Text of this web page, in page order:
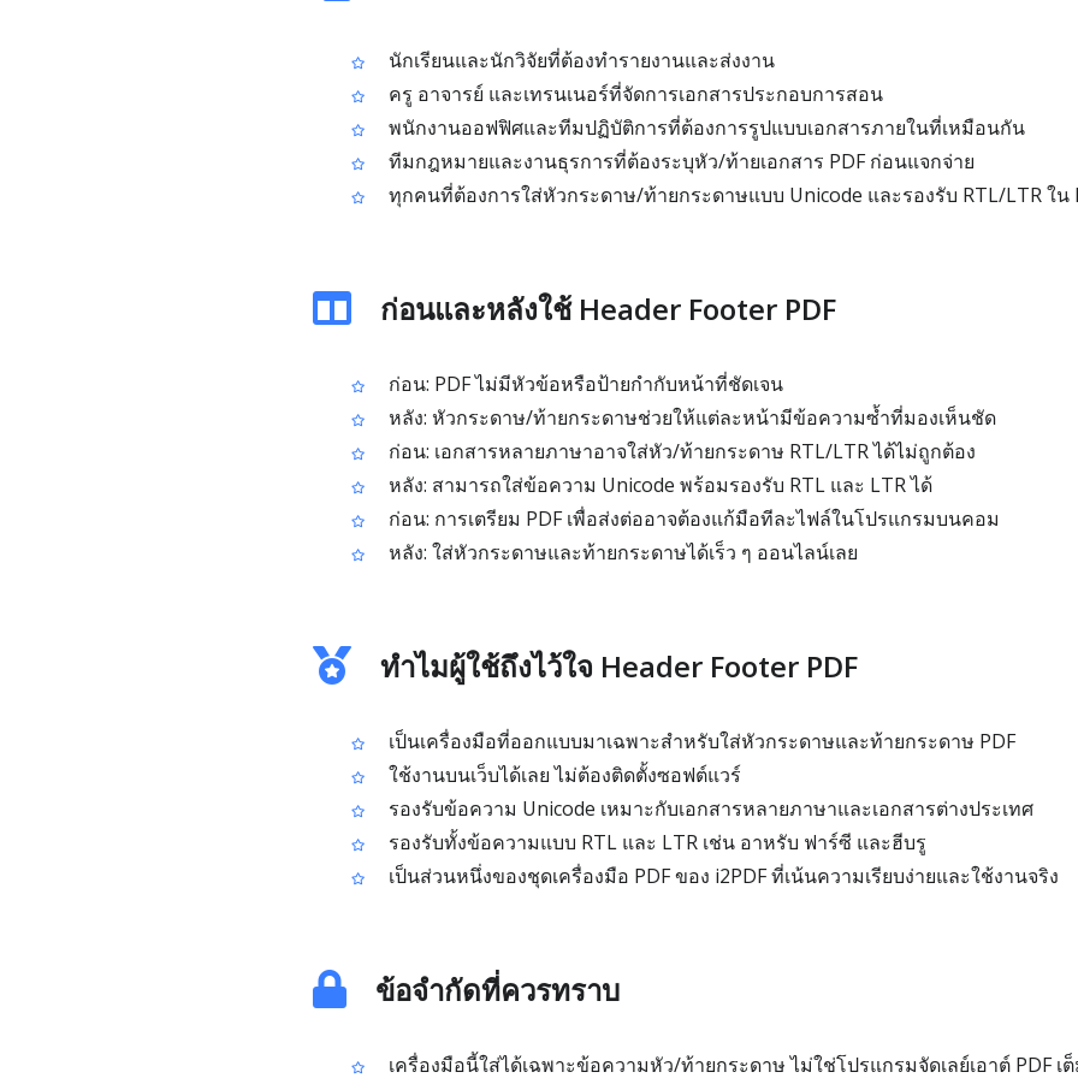
นักเรียนและนักวิจัยที่ต้องทำรายงานและส่งงาน
ครู อาจารย์ และเทรนเนอร์ที่จัดการเอกสารประกอบการสอน
พนักงานออฟฟิศและทีมปฏิบัติการที่ต้องการรูปแบบเอกสารภายในที่เหมือนกัน
ทีมกฎหมายและงานธุรการที่ต้องระบุหัว/ท้ายเอกสาร PDF ก่อนแจกจ่าย
ทุกคนที่ต้องการใส่หัวกระดาษ/ท้ายกระดาษแบบ Unicode และรองรับ RTL/LTR ใน
ก่อนและหลังใช้ Header Footer PDF
ก่อน: PDF ไม่มีหัวข้อหรือป้ายกำกับหน้าที่ชัดเจน
หลัง: หัวกระดาษ/ท้ายกระดาษช่วยให้แต่ละหน้ามีข้อความซ้ำที่มองเห็นชัด
ก่อน: เอกสารหลายภาษาอาจใส่หัว/ท้ายกระดาษ RTL/LTR ได้ไม่ถูกต้อง
หลัง: สามารถใส่ข้อความ Unicode พร้อมรองรับ RTL และ LTR ได้
ก่อน: การเตรียม PDF เพื่อส่งต่ออาจต้องแก้มือทีละไฟล์ในโปรแกรมบนคอม
หลัง: ใส่หัวกระดาษและท้ายกระดาษได้เร็ว ๆ ออนไลน์เลย
ทำไมผู้ใช้ถึงไว้ใจ Header Footer PDF
เป็นเครื่องมือที่ออกแบบมาเฉพาะสำหรับใส่หัวกระดาษและท้ายกระดาษ PDF
ใช้งานบนเว็บได้เลย ไม่ต้องติดตั้งซอฟต์แวร์
รองรับข้อความ Unicode เหมาะกับเอกสารหลายภาษาและเอกสารต่างประเทศ
รองรับทั้งข้อความแบบ RTL และ LTR เช่น อาหรับ ฟาร์ซี และฮีบรู
เป็นส่วนหนึ่งของชุดเครื่องมือ PDF ของ i2PDF ที่เน้นความเรียบง่ายและใช้งานจริง
ข้อจำกัดที่ควรทราบ
เครื่องมือนี้ใส่ได้เฉพาะข้อความหัว/ท้ายกระดาษ ไม่ใช่โปรแกรมจัดเลย์เอาต์ PDF เ